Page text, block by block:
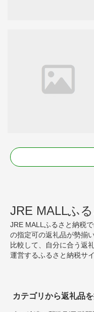
JRE MALLふ
JRE MALLふるさと納税
の指定可の返礼品が勢揃
比較して、自分に合う返
運営するふるさと納税サイ
カテゴリから返礼品